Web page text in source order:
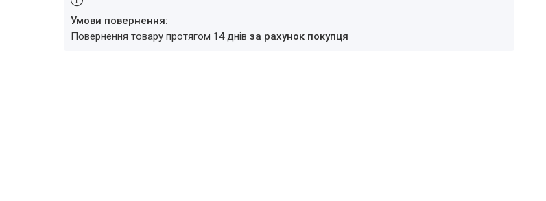
повернення товару протягом 14 днівза рахунок покупця